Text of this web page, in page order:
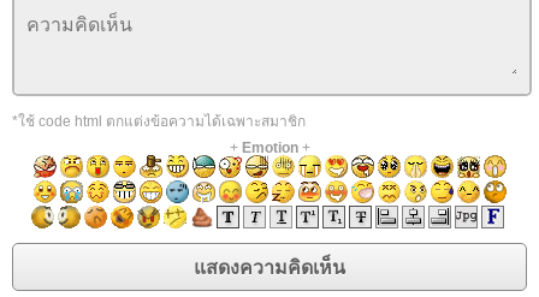
*ใช้ code html ตกแต่งข้อความได้เฉพาะสมาชิก
+ Emotion+